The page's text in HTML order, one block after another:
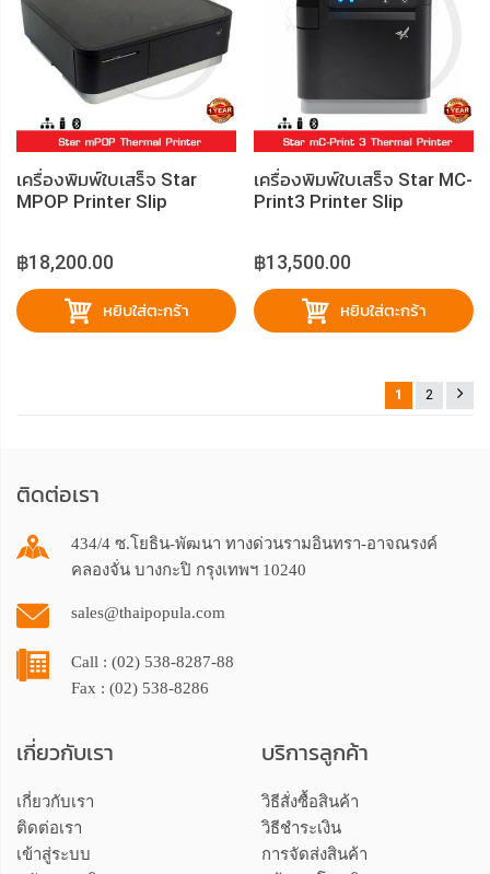
เครื่องพิมพ์ใบเสร็จ Star
MPOP Printer Slip
฿18,200.00
หยิบใส่ตะกร้า
เครื่องพิมพ์ใบเสร็จ Star MC-
Print3 Printer Slip
฿13,500.00
หยิบใส่ตะกร้า
1 2
ติดต่อเรา
434/4 ซ.โยธิน-พัฒนา ทางด่วนรามอินทรา-อาจณรงค์
คลองจั่น บางกะปิ กรุงเทพฯ 10240
sales@thaipopula.com
Call : (02) 538-8287-88
Fax : (02) 538-8286
เกี่ยวกับเรา
เกี่ยวกับเรา
ติดต่อเรา
เข้าสู่ระบบ
บริการลูกค้า
วิธีสั่งซื้อสินค้า
วิธีชำระเงิน
การจัดส่งสินค้า